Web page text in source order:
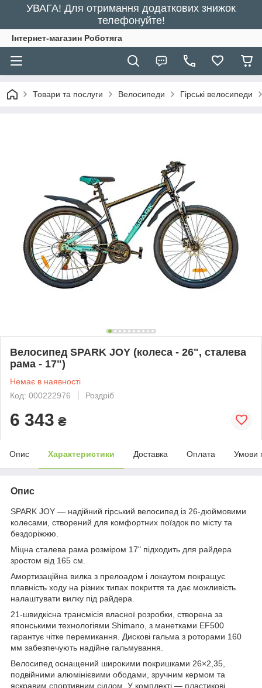
УВАГА! Для отримання додаткових знижок
телефонуйте!
Інтернет-магазин Роботяга
Товари та послуги Велосипеди Гірські велосипеди
Велосипед SPARK JOY (колеса - 26", сталева
рама - 17")
Немає в наявності
Код: 000222976
Роздріб
6 343 ₴
Опис Характеристики Доставка Оплата Умови
Опис
SPARK JOY — надійний гірський велосипед із 26-дюймовими
колесами, створений для комфортних поїздок по місту та
бездоріжжю.
Міцна сталева рама розміром 17" підходить для райдера
зростом від 165 см.
Амортизаційна вилка з прелоадом і локаутом покращує
плавність ходу на різних типах покриття та дає можливість
налаштувати вилку під райдера.
21-швидкісна трансмісія власної розробки, створена за
японськими технологіями Shimano, з манетками EF500
гарантує чітке перемикання. Дискові гальма з роторами 160
мм забезпечують надійне гальмування.
Велосипед оснащений широкими покришками 26×2,35,
подвійними алюмінієвими ободами, зручним кермом та
яскравим спортивним сідлом. У комплекті — пластикові